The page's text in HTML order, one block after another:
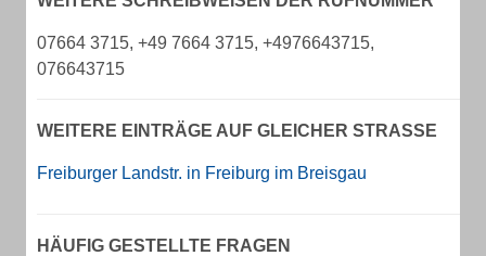
07664 3715, +49 7664 3715, +4976643715,
076643715
WEITERE EINTRÄGE AUF GLEICHER STRASSE
Freiburger Landstr. in Freiburg im Breisgau
HÄUFIG GESTELLTE FRAGEN